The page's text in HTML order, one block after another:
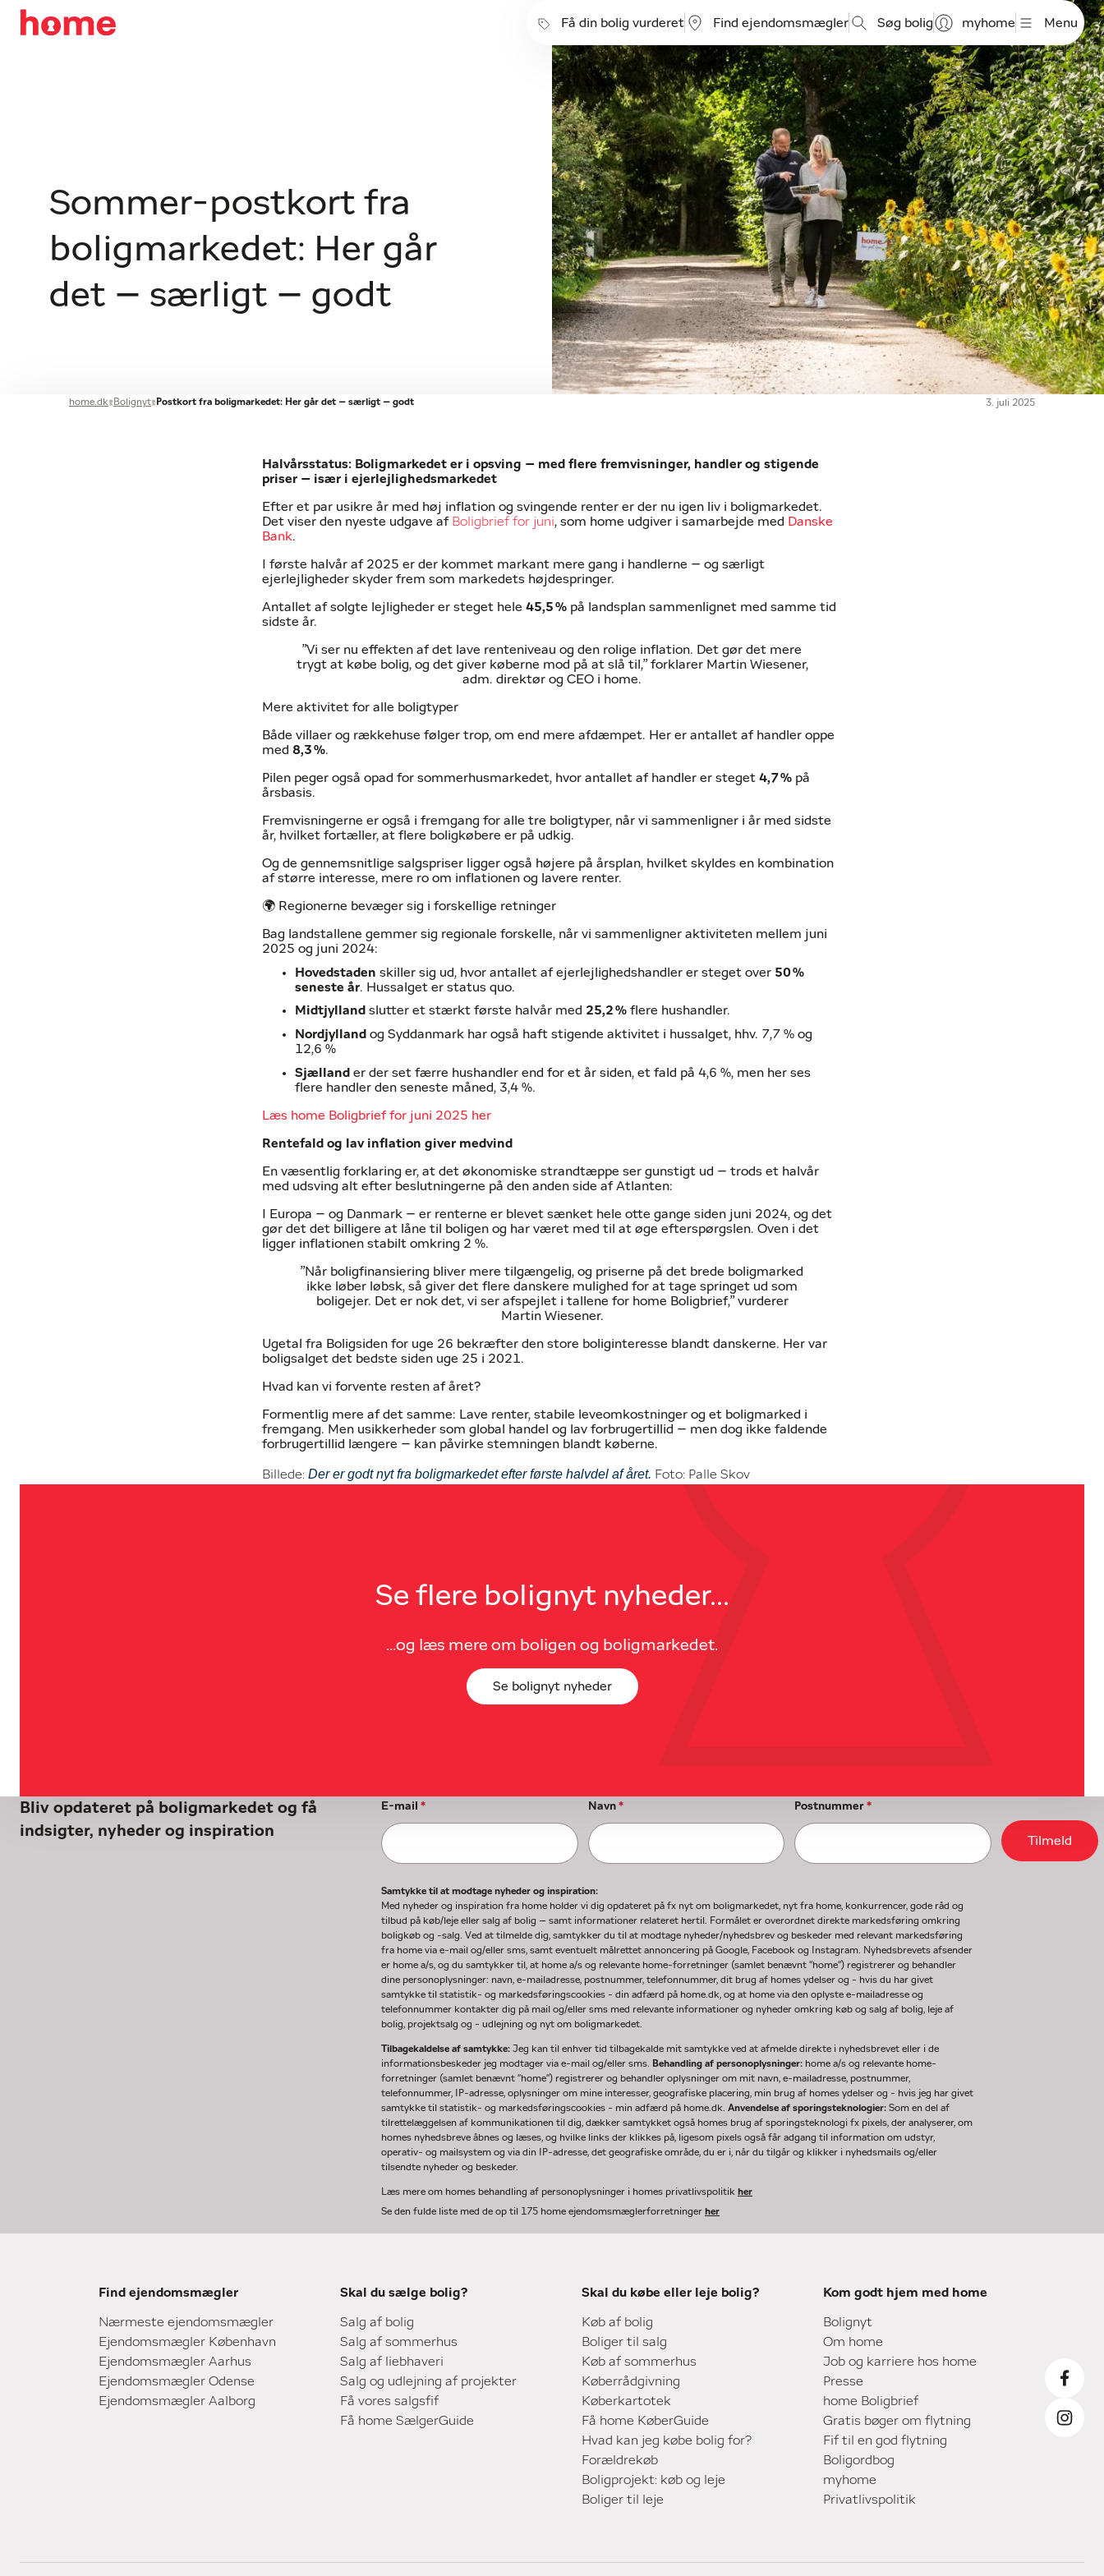
Få din bolig vurderet Find ejendomsmægler Søg bolig myhome Menu
Sommer-postkort fra
boligmarkedet: Her går
det – særligt – godt
home.dk Bolignyt Postkort fra boligmarkedet: Her går det – særligt – godt 3. juli 2025
Halvårsstatus: Boligmarkedet er i opsving – med flere fremvisninger, handler og stigende
priser – især i ejerlejlighedsmarkedet
Efter et par usikre år med høj inflation og svingende renter er der nu igen liv i boligmarkedet.
Det viser den nyeste udgave af Boligbrief for juni, som home udgiver i samarbejde med Danske
Bank.
I første halvår af 2025 er der kommet markant mere gang i handlerne – og særligt
ejerlejligheder skyder frem som markedets højdespringer.
Antallet af solgte lejligheder er steget hele45,5% på landsplan sammenlignet med samme tid
sidste år.
”Vi ser nu effekten af det lave renteniveau og den rolige inflation. Det gør det mere
trygt at købe bolig, og det giver køberne mod på at slå til,” forklarer Martin Wiesener,
adm. direktør og CEO i home.
Mere aktivitet for alle boligtyper
Både villaer og rækkehuse følger trop, om end mere afdæmpet. Her er antallet af handler oppe
med8,3%.
Pilen peger også opad for sommerhusmarkedet, hvor antallet af handler er steget4,7% på
årsbasis.
Fremvisningerne er også i fremgang for alle tre boligtyper, når vi sammenligner i år med sidste
år, hvilket fortæller, at flere boligkøbere er på udkig.
Og de gennemsnitlige salgspriser ligger også højere på årsplan, hvilket skyldes en kombination
af større interesse, mere ro om inflationen og lavere renter.
🌍 Regionerne bevæger sig i forskellige retninger
Bag landstallene gemmer sig regionale forskelle, når vi sammenligner aktiviteten mellem juni
2025 og juni 2024:
Hovedstaden skiller sig ud, hvor antallet af ejerlejlighedshandler er steget over 50%
seneste år. Hussalget er status quo.
Midtjylland slutter et stærkt første halvår med 25,2% flere hushandler.
Nordjylland og Syddanmark har også haft stigende aktivitet i hussalget, hhv. 7,7 % og
12,6 %
Sjællander der set færre hushandler end for et år siden, et fald på 4,6 %, men her ses
flere handler den seneste måned, 3,4 %.
Læs home Boligbrief for juni 2025 her
Rentefald og lav inflation giver medvind
En væsentlig forklaring er, at det økonomiske strandtæppe ser gunstigt ud – trods et halvår
med udsving alt efter beslutningerne på den anden side af Atlanten:
I Europa – og Danmark – er renterne er blevet sænket hele otte gange siden juni 2024, og det
gør det det billigere at låne til boligen og har været med til at øge efterspørgslen. Oven i det
ligger inflationen stabilt omkring 2 %.
”Når boligfinansiering bliver mere tilgængelig, og priserne på det brede boligmarked
ikke løber løbsk, så giver det flere danskere mulighed for at tage springet ud som
boligejer. Det er nok det, vi ser afspejlet i tallene for home Boligbrief,” vurderer
Martin Wiesener.
Ugetal fra Boligsiden for uge 26 bekræfter den store boliginteresse blandt danskerne. Her var
boligsalget det bedste siden uge 25 i 2021.
Hvad kan vi forvente resten af året?
Formentlig mere af det samme: Lave renter, stabile leveomkostninger og et boligmarked i
fremgang. Men usikkerheder som global handel og lav forbrugertillid – men dog ikke faldende
forbrugertillid længere – kan påvirke stemningen blandt køberne.
Billede:Der er godt nyt fra boligmarkedet efter første halvdel af året. Foto: Palle Skov
Se flere bolignyt nyheder...
...og læs mere om boligen og boligmarkedet.
Se bolignyt nyheder
Bliv opdateret på boligmarkedet og få
indsigter, nyheder og inspiration
E-mail * Navn * Postnummer*
Tilmeld
Samtykke til at modtage nyheder og inspiration:
Med nyheder og inspiration fra home holder vi dig opdateret på fx nyt om boligmarkedet, nyt fra home, konkurrencer, gode råd og
tilbud på køb/leje eller salg af bolig – samt informationer relateret hertil. Formålet er overordnet direkte markedsføring omkring
boligkøb og -salg. Ved at tilmelde dig, samtykker du til at modtage nyheder/nyhedsbrev og beskeder med relevant markedsføring
fra home via e-mail og/eller sms, samt eventuelt målrettet annoncering på Google, Facebook og Instagram. Nyhedsbrevets afsender
er home a/s, og du samtykker til, at home a/s og relevante home-forretninger (samlet benævnt "home") registrerer og behandler
dine personoplysninger: navn, e-mailadresse, postnummer, telefonnummer, dit brug af homes ydelser og - hvis du har givet
samtykke til statistik- og markedsføringscookies - din adfærd på home.dk, og at home via den oplyste e-mailadresse og
telefonnummer kontakter dig på mail og/eller sms med relevante informationer og nyheder omkring køb og salg af bolig, leje af
bolig, projektsalg og - udlejning og nyt om boligmarkedet.
Tilbagekaldelse af samtykke:Jeg kan til enhver tid tilbagekalde mit samtykke ved at afmelde direkte i nyhedsbrevet eller i de
informationsbeskeder jeg modtager via e-mail og/eller sms. Behandling af personoplysninger: home a/s og relevante home-
forretninger (samlet benævnt "home") registrerer og behandler oplysninger om mit navn, e-mailadresse, postnummer,
telefonnummer, IP-adresse, oplysninger om mine interesser, geografiske placering, min brug af homes ydelser og - hvis jeg har givet
samtykke til statistik- og markedsføringscookies - min adfærd på home.dk. Anvendelse af sporingsteknologier:Som en del af
tilrettelæggelsen af kommunikationen til dig, dækker samtykket også homes brug af sporingsteknologi fx pixels, der analyserer, om
homes nyhedsbreve åbnes og læses, og hvilke links der klikkes på, ligesom pixels også får adgang til information om udstyr,
operativ- og mailsystem og via din IP-adresse, det geografiske område, du er i, når du tilgår og klikker i nyhedsmails og/eller
tilsendte nyheder og beskeder.
Læs mere om homes behandling af personoplysninger i homes privatlivspolitik her
Se den fulde liste med de op til 175 home ejendomsmæglerforretninger her
Find ejendomsmægler
Nærmeste ejendomsmægler
Ejendomsmægler København
Ejendomsmægler Aarhus
Ejendomsmægler Odense
Ejendomsmægler Aalborg
Skal du sælge bolig?
Salg af bolig
Salg af sommerhus
Salg af liebhaveri
Salg og udlejning af projekter
Få vores salgsfif
Få home SælgerGuide
Skal du købe eller leje bolig?
Køb af bolig
Boliger til salg
Køb af sommerhus
Køberrådgivning
Køberkartotek
Få home KøberGuide
Hvad kan jeg købe bolig for?
Forældrekøb
Boligprojekt: køb og leje
Boliger til leje
Kom godt hjem med home
Bolignyt
Om home
Job og karriere hos home
Presse
home Boligbrief
Gratis bøger om flytning
Fif til en god flytning
Boligordbog
myhome
Privatlivspolitik